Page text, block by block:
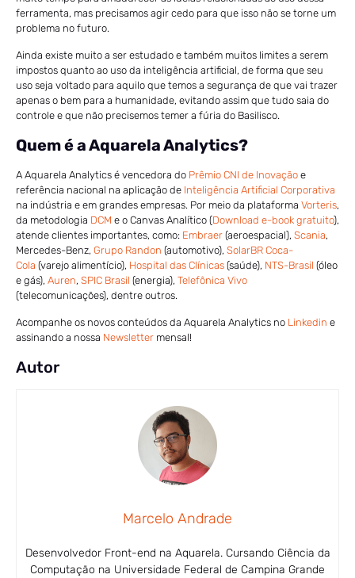
ferramenta, mas precisamos agir cedo para que isso não se torne um
problema no futuro.
Ainda existe muito a ser estudado e também muitos limites a serem
impostos quanto ao uso da inteligência artificial, de forma que seu
uso seja voltado para aquilo que temos a segurança de que vai trazer
apenas o bem para a humanidade, evitando assim que tudo saia do
controle e que não precisemos temer a fúria do Basilisco.
Quem é a Aquarela Analytics?
A Aquarela Analytics é vencedora do Prêmio CNI de Inovação e
referência nacional na aplicação de Inteligência Artificial Corporativa
na indústria e em grandes empresas. Por meio da plataforma Vorteris,
da metodologia DCM e o Canvas Analítico (Download e-book gratuito),
atende clientes importantes, como: Embraer (aeroespacial), Scania,
Mercedes-Benz, Grupo Randon (automotivo), SolarBR Coca-
Cola (varejo alimentício), Hospital das Clínicas (saúde), NTS-Brasil (óleo
e gás), Auren, SPIC Brasil (energia), Telefônica Vivo
(telecomunicações), dentre outros.
Acompanhe os novos conteúdos da Aquarela Analytics no Linkedin e
assinando a nossa Newsletter mensal!
Autor
Marcelo Andrade
Desenvolvedor Front-end na Aquarela. Cursando Ciência da
Computação na Universidade Federal de Campina Grande